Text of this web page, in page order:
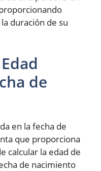
duración de su
de
en la fecha de
que proporciona
calcular la edad de
de nacimiento